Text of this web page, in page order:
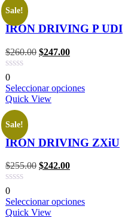
Sale!
IRON DRIVING P UDI
$260.00 $247.00
0
Seleccionar opciones
Quick View
Sale!
IRON DRIVING ZXiU
$255.00 $242.00
0
Seleccionar opciones
Quick View